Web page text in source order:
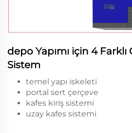
depo Yapımı için 4 Farklı
Sistem
temel yapı iskeleti
portal sert çerçeve
kafes kiriş sistemi
uzay kafes sistemi